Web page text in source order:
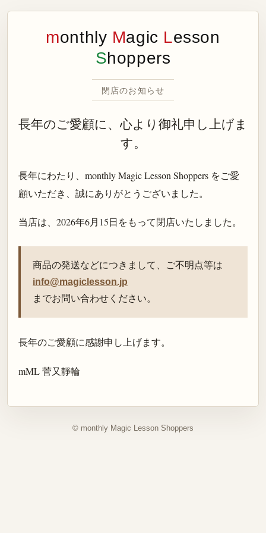
monthly Magic Lesson
Shoppers
閉店のお知らせ
長年のご愛顧に、心より御礼申し上げま
す。
長年にわたり、monthly Magic Lesson Shoppers をご愛
顧いただき、誠にありがとうございました。
当店は、 2026年6月15日をもって閉店いたしました。
商品の発送などにつきまして、ご不明点等は
info@magiclesson.jp
までお問い合わせください。
長年のご愛顧に感謝申し上げます。
mML 菅又靜輪
© monthly Magic Lesson Shoppers